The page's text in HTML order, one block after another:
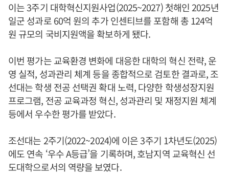
이는 3주기 대학혁신지원사업(2025~2027) 첫해인 2025년
일군 성과로 60억 원의 추가 인센티브를 포함해 총 124억
원 규모의 국비지원액을 확보하게 됐다.
이번 평가는 교육환경 변화에 대응한 대학의 혁신 전략, 운
영 실적, 성과관리 체계 등을 종합적으로 검토한 결과로, 조
선대는 학생 전공 선택권 확대 노력, 다양한 학생성장지원
프로그램, 전공 교육과정 혁신, 성과관리 및 재정지원 체계
등에서 우수한 평가를 받았다.
조선대는 2주기(2022~2024)에 이은 3주기 1차년도(2025)
에도 연속 ‘우수 A등급’을 기록하며, 호남지역 교육혁신 선
도대학으로서의 역량을 보였다.